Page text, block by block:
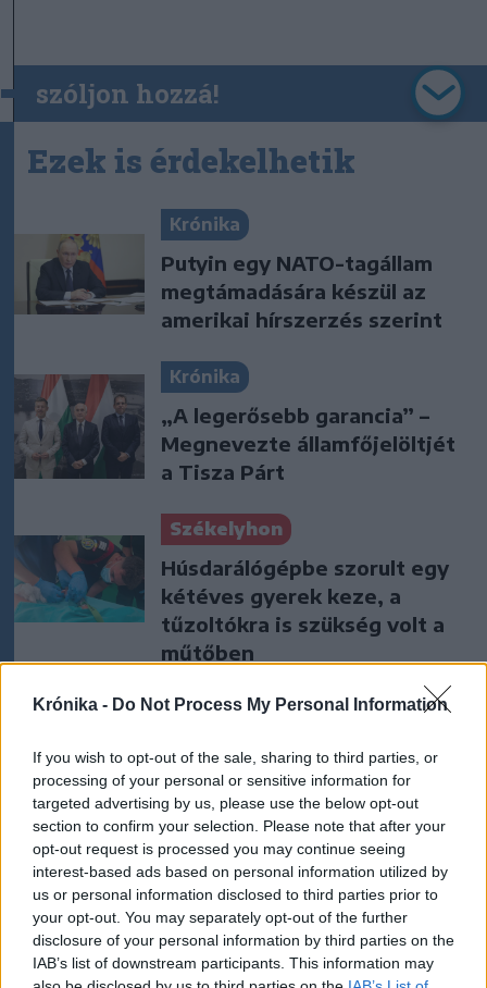
Krónika - Do Not Process My Personal Information
If you wish to opt-out of the sale, sharing to third parties, or
processing of your personal or sensitive information for
targeted advertising by us, please use the below opt-out
section to confirm your selection. Please note that after your
opt-out request is processed you may continue seeing
interest-based ads based on personal information utilized by
us or personal information disclosed to third parties prior to
your opt-out. You may separately opt-out of the further
disclosure of your personal information by third parties on the
IAB’s list of downstream participants. This information may
szóljon hozzá!
Ezek is érdekelhetik
Krónika
Putyin egy NATO-tagállam
megtámadására készül az
amerikai hírszerzés szerint
Krónika
„A legerősebb garancia” –
Megnevezte államfőjelöltjét
a Tisza Párt
Székelyhon
Húsdarálógépbe szorult egy
kétéves gyerek keze, a
tűzoltókra is szükség volt a
műtőben
Székelyhon
víz nélkül Udvarhelyszéken
Székely Sport
Látványos meccs nyitotta a
Szuperliga negyedik
fordulóját (videóval)